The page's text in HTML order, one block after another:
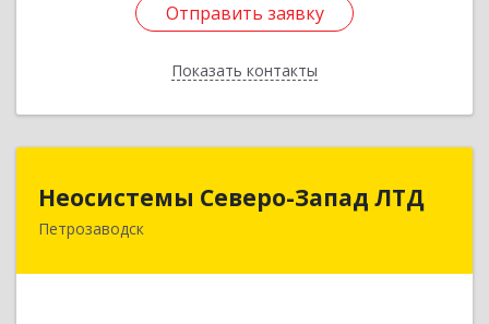
Отправить заявку
Показать контакты
Отправить заявку
Назад
Неосистемы Северо-Запад ЛТД
Петрозаводск185001, Карелия Респ, Петрозаводск г,